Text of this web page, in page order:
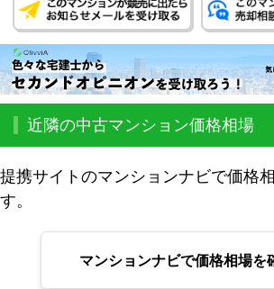
近隣の中古マンション価格相場
提携サイトのマンションナビで価格
す。
マンションナビで価格相場を